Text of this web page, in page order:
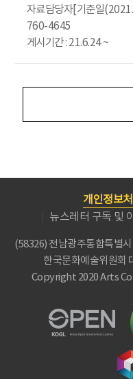
자료담당자[기준일
760-4645
게시기간 : 21.6.24 ~
개인정보
뉴스레터 구독 및
(58326) 전남광주통합특별
한국문화예술위원회
Copyright 2020 Arts